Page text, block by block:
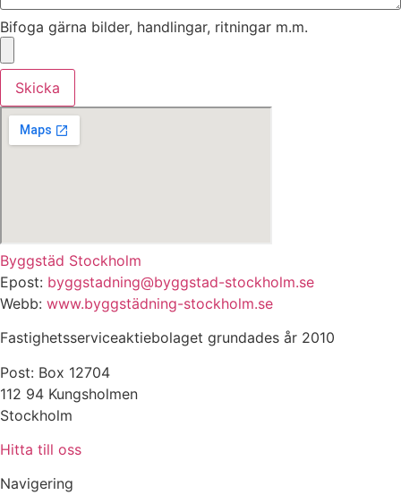
Bifoga gärna bilder, handlingar, ritningar m.m.
Skicka
Byggstäd Stockholm
Epost: byggstadning@byggstad-stockholm.se
Webb: www.byggstädning-stockholm.se
Fastighetsserviceaktiebolaget grundades år 2010
Post: Box 12704
112 94 Kungsholmen
Stockholm
Hitta till oss
Navigering